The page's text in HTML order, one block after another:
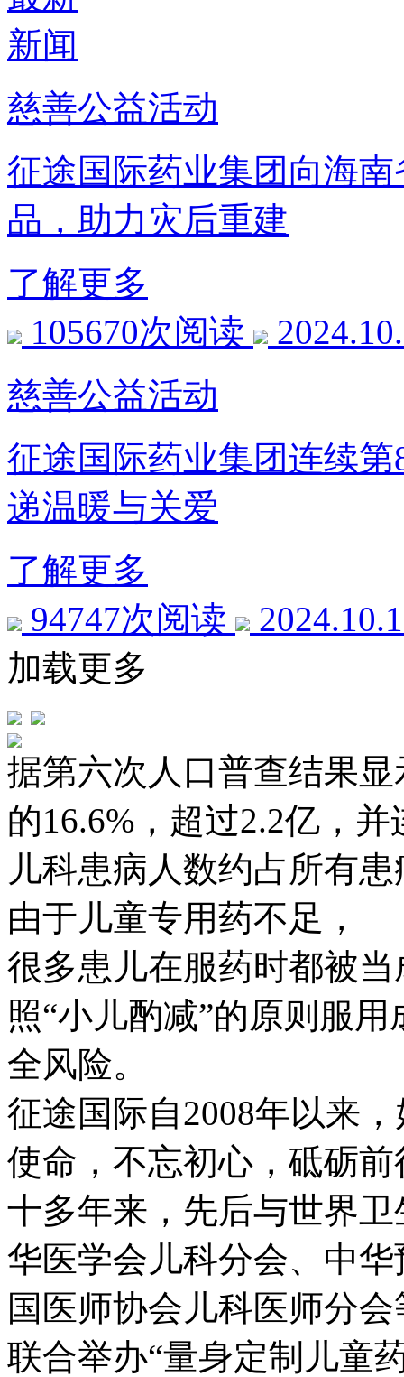
新闻
慈善公益活动
征途国际药业集团向海
品，助力灾后重建
了解更多
105670次阅读
慈善公益活动
征途国际药业集团连续
递温暖与关爱
了解更多
94747次阅读
加载更多
据第六次人口普查结果
的16.6%，超过2.2亿，
儿科患病人数约占所有
由于儿童专用药不足，
很多患儿在服药时都被
照“小儿酌减”的原则服
全风险。
征途国际自2008年以来
使命，不忘初心，砥砺前
十多年来，先后与世界
华医学会儿科分会、中
国医师协会儿科医师分
联合举办“量身定制儿童